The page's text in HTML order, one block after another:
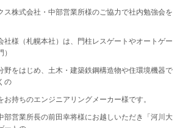
ス株式会社・中部営業所様のご協力で社内勉強会を
社様（札幌本社）は、門柱レスゲートやオートゲー
野をはじめ、土木・建築鉄鋼構造物や住環境機器で
の
お持ちのエンジニアリングメーカー様です。
部営業所長の前田幸将様にお越しいただき「河川大